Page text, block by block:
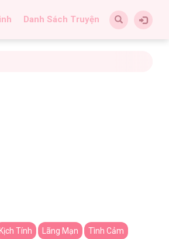
Danh Sách Truyện
Tính Lãng Mạn Tình Cảm